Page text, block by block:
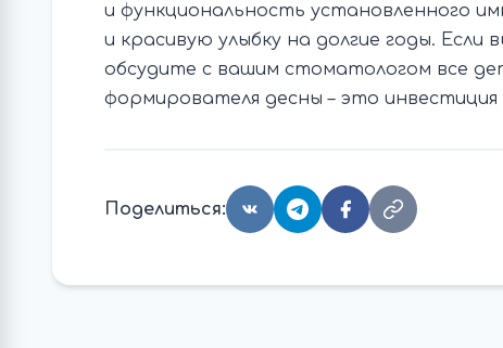
и функциональность установленного
и красивую улыбку на долгие годы.
обсудите с вашим стоматологом все
формирователя десны – это
Поделиться: